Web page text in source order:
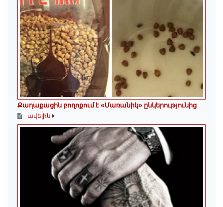
Քաղաքացին բողոքում է «Մառանիկ» ընկերությունից
ավելին